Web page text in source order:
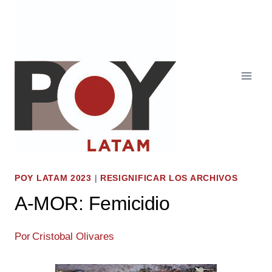
POY LATAM 2023 | RESIGNIFICAR LOS ARCHIVOS
A-MOR: Femicidio
PorCristobal Olivares